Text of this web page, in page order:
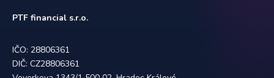
PTF financial s.r.o.
IČO: 28806361
DIČ: CZ28806361